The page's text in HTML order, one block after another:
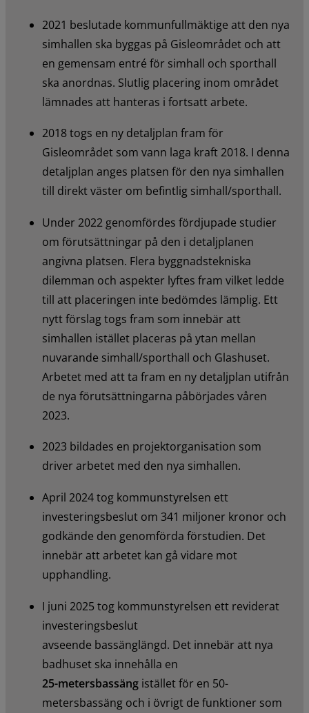
2021 beslutade kommunfullmäktige att den nya
simhallen ska byggas på Gisleområdet och att
en gemensam entré för simhall och sporthall
ska anordnas. Slutlig placering inom området
lämnades att hanteras i fortsatt arbete.
2018 togs en ny detaljplan fram för
Gisleområdet som vann laga kraft 2018. I denna
detaljplan anges platsen för den nya simhallen
till direkt väster om befintlig simhall/sporthall.
Under 2022 genomfördes fördjupade studier
om förutsättningar på den i detaljplanen
angivna platsen. Flera byggnadstekniska
dilemman och aspekter lyftes fram vilket ledde
till att placeringen inte bedömdes lämplig. Ett
nytt förslag togs fram som innebär att
simhallen istället placeras på ytan mellan
nuvarande simhall/sporthall och Glashuset.
Arbetet med att ta fram en ny detaljplan utifrån
de nya förutsättningarna påbörjades våren
2023.
2023 bildades en projektorganisation som
driver arbetet med den nya simhallen.
April 2024 tog kommunstyrelsen ett
investeringsbeslut om 341 miljoner kronor och
godkände den genomförda förstudien. Det
innebär att arbetet kan gå vidare mot
upphandling.
I juni 2025 tog kommunstyrelsen ett reviderat
investeringsbeslut
avseende bassänglängd. Det innebär att nya
badhuset ska innehålla en
25-metersbassäng istället för en 50-
metersbassäng och i övrigt de funktioner som